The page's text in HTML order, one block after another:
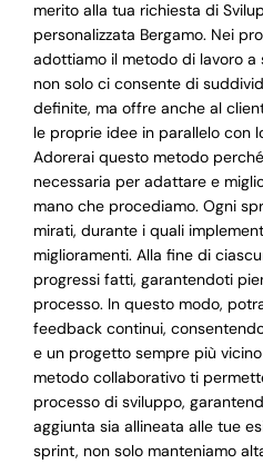
merito alla tua richiesta di
personalizzata Bergamo. Nei
adottiamo il metodo di lavoro
non solo ci consente di
definite, ma offre anche al
le proprie idee in parallelo con
Adorerai questo metodo
necessaria per adattare e
mano che procediamo. Ogni
mirati, durante i quali
miglioramenti. Alla fine di
progressi fatti, garantendoti
processo. In questo modo,
feedback continui,
e un progetto sempre più
metodo collaborativo ti
processo di sviluppo,
aggiunta sia allineata alle tue
sprint, non solo manteniamo